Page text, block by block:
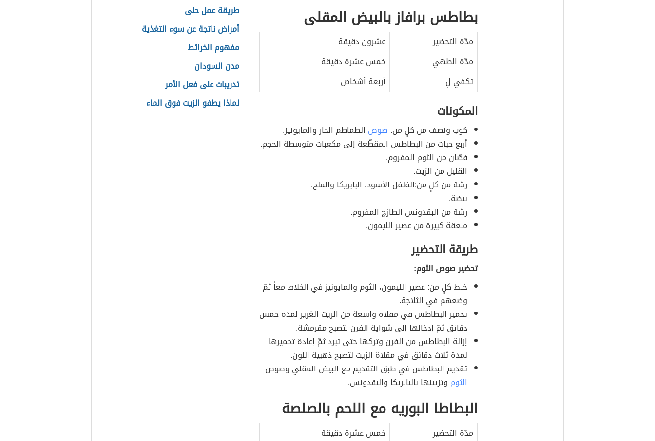
بطاطس برافاز بالبيض المقلى
مدّة التحضير
عشرون دقيقة
مدّة الطهي
خمس عشرة دقيقة
تكفي لِ
أربعة أشخاص
المكونات
كوب ونصف من كلٍ من: صوص الطماطم الحار والمايونيز.
أربع حبات من البطاطس المقطّعة إلى مكعبات متوسطة الحجم.
فصّان من الثوم المفروم.
القليل من الزيت.
رشة من كلٍ من:الفلفل الأسود، البابريكا والملح.
بيضة.
رشة من البقدونس الطازج المفروم.
ملعقة كبيرة من عصير الليمون.
طريقة التحضير
تحضير صوص الثوم:
خلط كلٍ من: عصير الليمون، الثوم والمايونيز في الخلاط معاً ثمّ
وضعهم في الثلاجة.
تحمير البطاطس في مقلاة واسعة من الزيت الغزير لمدة خمس
دقائق ثمّ إدخالها إلى شواية الفرن لتصبح مقرمشة.
إزالة البطاطس من الفرن وتركها حتى تبرد ثمّ إعادة تحميرها
لمدة ثلاث دقائق في مقلاة الزيت لتصبح ذهبية اللون.
تقديم البطاطس في طبق التقديم مع البيض المقلي وصوص
الثوم وتزيينها بالبابريكا والبقدونس.
البطاطا البوريه مع اللحم بالصلصة
مدّة التحضير
خمس عشرة دقيقة
طريقة عمل حلى
أمراض ناتجة عن سوء التغذية
مفهوم الخرائط
مدن السودان
تدريبات على فعل الأمر
لماذا يطفو الزيت فوق الماء